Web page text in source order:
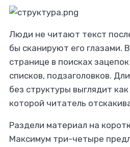
Люди не читают текст
бы сканируют его глазами.
странице в поисках
списков, подзаголовков.
без структуры выглядит
которой читатель
Раздели материал на
Максимум три-четыре